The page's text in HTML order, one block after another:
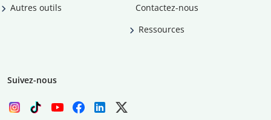
Autres outils
Contactez-nous
Ressources
Suivez-nous